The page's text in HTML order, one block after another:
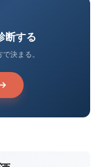
断する
決まる。